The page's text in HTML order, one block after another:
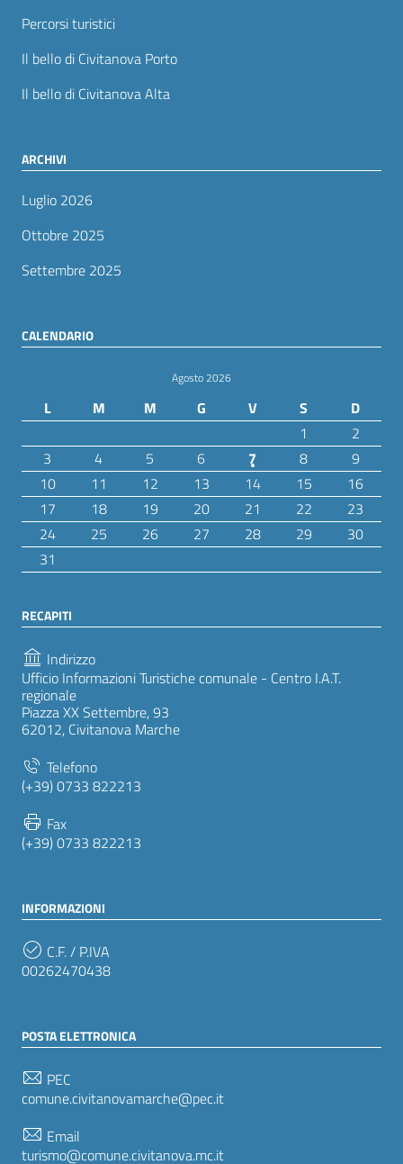
Percorsi turistici
Il bello di Civitanova Porto
Il bello di Civitanova Alta
ARCHIVI
Luglio 2026
Ottobre 2025
Settembre 2025
CALENDARIO
Agosto 2026
L M M G V S
D
1
2
3
4 5 6 7 8
9
10
11 12 13 14 15
16
17
18 19 20 21 22
23
24
25 26 27 28 29
30
31
RECAPITI
Indirizzo
Ufficio Informazioni Turistiche comunale - Centro I.A.T.
regionale
Piazza XX Settembre, 93
62012, Civitanova Marche
Telefono
(+39) 0733 822213
Fax
(+39) 0733 822213
INFORMAZIONI
C.F. / P.IVA
00262470438
POSTA ELETTRONICA
PEC
comune.civitanovamarche@pec.it
Email
turismo@comune.civitanova.mc.it